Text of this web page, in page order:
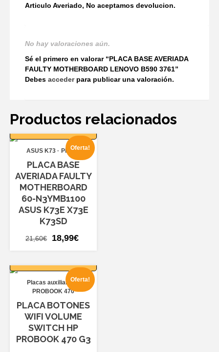
Articulo Averiado, No aceptamos devolucion.
No hay valoraciones aún.
Sé el primero en valorar “PLACA BASE AVERIADA
FAULTY MOTHERBOARD LENOVO B590 3761”
Debes accederpara publicar una valoración.
Productos relacionados
AÑADIR AL
Oferta!
ASUS K73 Placas
PLACA BASE
AVERIADA FAULTY
MOTHERBOARD
60-N3YMB1100
ASUS K73E X73E
K73SD
21,60€
El
era:
21,60€.
18,99€
es:
18,99€.
Oferta!
Placas auxiliares
PROBOOK 470
PLACA BOTONES
WIFI VOLUME
SWITCH HP
PROBOOK 470 G3